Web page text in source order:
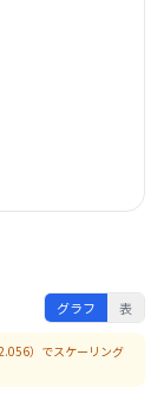
グラフ 表
）でスケーリング